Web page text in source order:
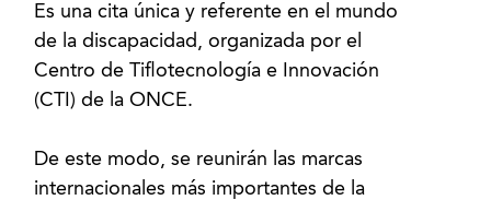
Es una cita única y referente en el mundo
de la discapacidad, organizada por el
Centro de Tiflotecnología e Innovación
(CTI) de la ONCE.
De este modo, se reunirán las marcas
internacionales más importantes de la